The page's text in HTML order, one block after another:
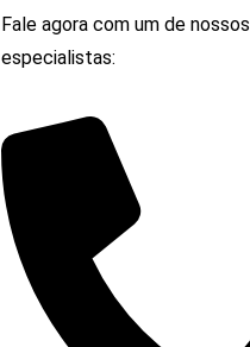
Fale agora com um de nossos
especialistas: